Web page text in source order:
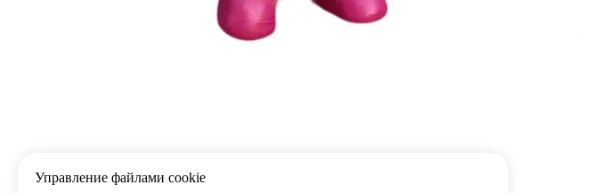
Управление файлами cookie